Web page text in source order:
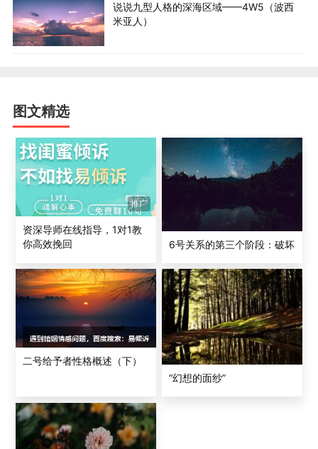
中的3号有可能什么都不干。3号看人时目光直接，刻意不
表露感受。他的这一点在自由市场砍价时非常实用，你开
3号的讲话方式夸张，喜欢讲笑话。不过，3号不会随意
讲笑话，他讲笑话一般都是抱有某种目的的，也就是说有
需要、有目的他才讲，不需要的时候他是不会讲的。#p#
分页标题#e#7号也喜欢讲笑话，但7号不像3号那样有目的
性，7号是信口就讲，觉得好玩就讲。3号的声音很大，声
线不尖不沉，非常有魅力。
3号喜欢多元化的工作环境，越好玩、越有创意对他来说就
越好。策划是3号的强项，3号还可以做指挥者，有时做执
行者也不错。3号喜欢有挑战的工作。一个单位如果没有挑
战，3号肯定待不久就会炒老板鱿鱼。1号不会轻易炒老板
鱿鱼；2号是看感觉，如果单位冲突不断，他也会走；
3#p#分页标题#e#号则是看单位有没有什么可以学的，有
没有发展的空间，如果没有，他就会跳槽。3号喜欢跳槽，
喜欢挑战，对他来说，越少规矩越好。3号为了成功会不择
哪儿都喜欢争上游，喜欢做第一。如果你欣赏3号这点的
话，3号会用他的创意和想象力给你带来财富。
说说九型人格的深海区域——4W5（波西
米亚人）
图文精选
推广
资深导师在线指导，1对1教
你高效挽回
6号关系的第三个阶段：破坏
二号给予者性格概述（下）
“幻想的面纱”